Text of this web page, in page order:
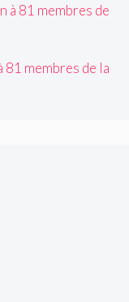
81 membres de la